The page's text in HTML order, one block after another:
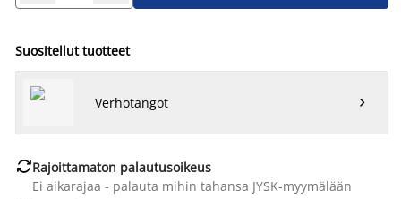
Suositellut tuotteet
Verhotangot 
Rajoittamaton palautusoikeus
Ei aikarajaa - palauta mihin tahansa JYSK-myymälään